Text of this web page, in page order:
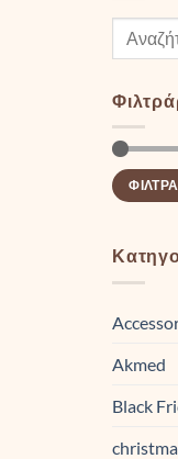
για:
Ελάχιστη
τιμή
Μέγιστη
τιμή
Akmed
Black